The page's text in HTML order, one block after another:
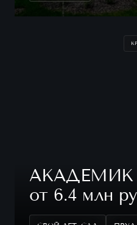
АКАДЕМИК
от 6.4 млн